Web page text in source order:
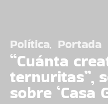
Política Portada
“Cuánta
ternuritas”,
sobre ‘Casa